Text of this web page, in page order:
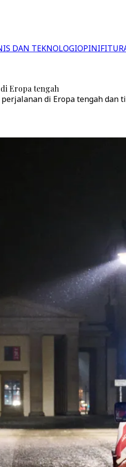
DAN TEKNOLOGIOPINIFITUR
Eropa tengah
di Eropa tengah dan